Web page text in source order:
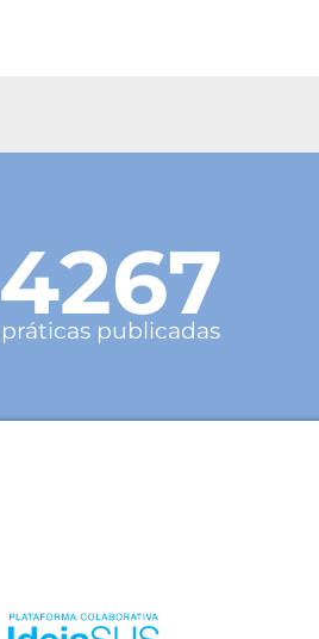
4267
práticas publicadas